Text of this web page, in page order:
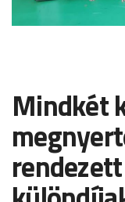
Mindkét